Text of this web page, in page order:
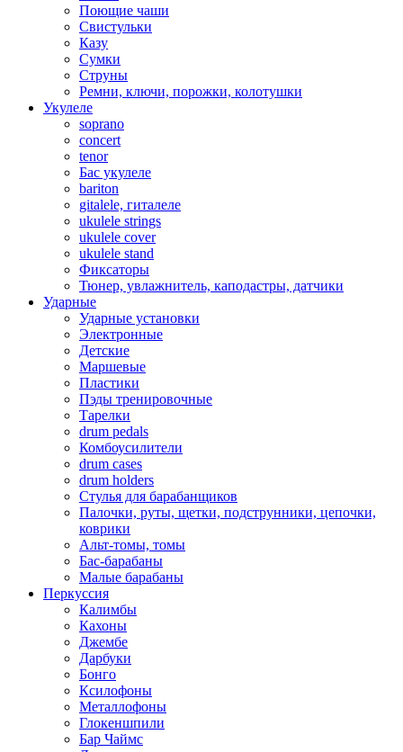
Поющие чаши
Свистульки
Казу
Сумки
Струны
Ремни, ключи, порожки, колотушки
Укулеле
soprano
concert
tenor
Бас укулеле
bariton
gitalele, гиталеле
ukulele strings
ukulele cover
ukulele stand
Фиксаторы
Тюнер, увлажнитель, каподастры, датчики
Ударные
Ударные установки
Электронные
Детские
Маршевые
Пластики
Пэды тренировочные
Тарелки
drum pedals
Комбоусилители
drum cases
drum holders
Стулья для барабанщиков
Палочки, руты, щетки, подструнники, цепочки,
коврики
Альт-томы, томы
Бас-барабаны
Малые барабаны
Перкуссия
Калимбы
Кахоны
Джембе
Дарбуки
Бонго
Ксилофоны
Металлофоны
Глокеншпили
Бар Чаймс